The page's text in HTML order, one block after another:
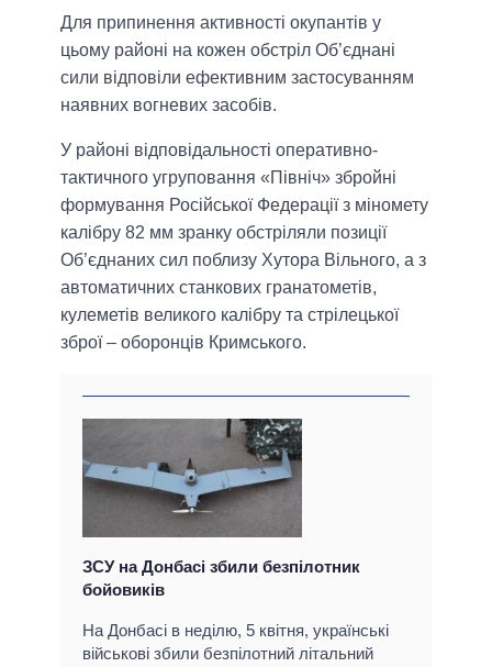
Для припинення активності окупантів у
цьому районі на кожен обстріл Об’єднані
сили відповіли ефективним застосуванням
наявних вогневих засобів.
У районі відповідальності оперативно-
тактичного угруповання «Північ» збройні
формування Російської Федерації з міномету
калібру 82 мм зранку обстріляли позиції
Об’єднаних сил поблизу Хутора Вільного, а з
автоматичних станкових гранатометів,
кулеметів великого калібру та стрілецької
зброї – оборонців Кримського.
ЗСУ на Донбасі збили безпілотник
бойовиків
На Донбасі в неділю, 5 квітня, українські
військові збили безпілотний літальний